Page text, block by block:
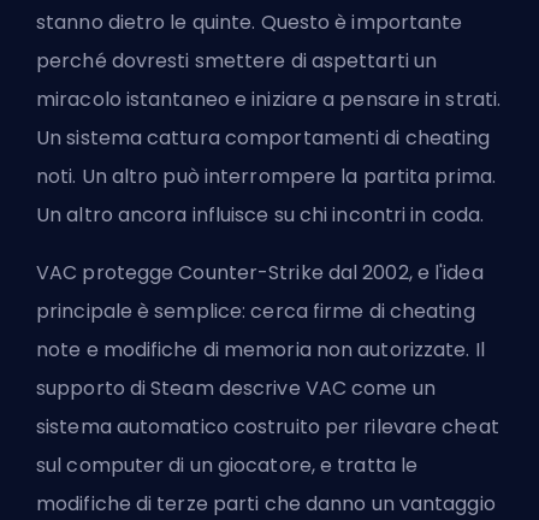
stanno dietro le quinte. Questo è importante
perché dovresti smettere di aspettarti un
miracolo istantaneo e iniziare a pensare in strati.
Un sistema cattura comportamenti di cheating
noti. Un altro può interrompere la partita prima.
Un altro ancora influisce su chi incontri in coda.
VAC protegge Counter-Strike dal 2002, e l'idea
principale è semplice: cerca firme di cheating
note e modifiche di memoria non autorizzate. Il
supporto di Steam descrive VAC come un
sistema automatico costruito per rilevare cheat
sul computer di un giocatore, e tratta le
modifiche di terze parti che danno un vantaggio